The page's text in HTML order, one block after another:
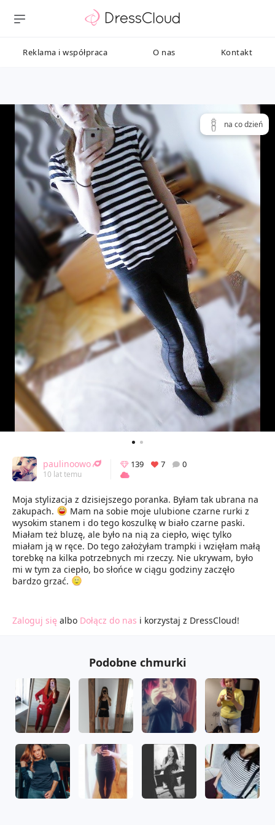
Reklama i współpraca O nas Kontakt
na co dzień
paulinoowo
10 lat temu
139 7 0
Moja stylizacja z dzisiejszego poranka. Byłam tak ubrana na
zakupach.
Mam na sobie moje ulubione czarne rurki z
wysokim stanem i do tego koszulkę w biało czarne paski.
Miałam też bluzę, ale było na nią za ciepło, więc tylko
miałam ją w ręce. Do tego założyłam trampki i wzięłam małą
torebkę na kilka potrzebnych mi rzeczy. Nie ukrywam, było
mi w tym za ciepło, bo słońce w ciągu godziny zaczęło
bardzo grzać.
Zaloguj się albo Dołącz do nas i korzystaj z DressCloud!
Podobne chmurki